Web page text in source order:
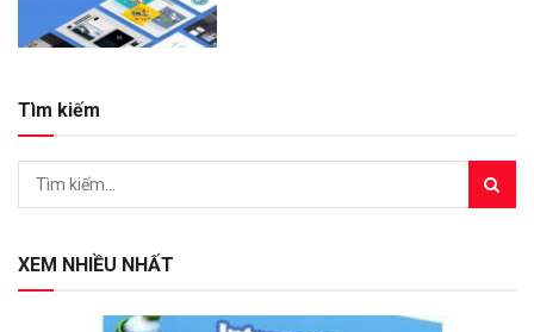
Tìm kiếm
XEM NHIỀU NHẤT